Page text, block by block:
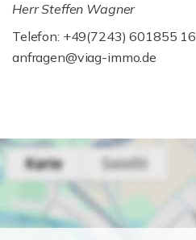
Herr Steffen Wagner
Telefon: +49(7243) 601855 16
anfragen@viag-immo.de